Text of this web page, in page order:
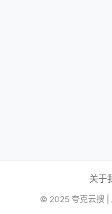
关于
© 2025 夸克云搜 |